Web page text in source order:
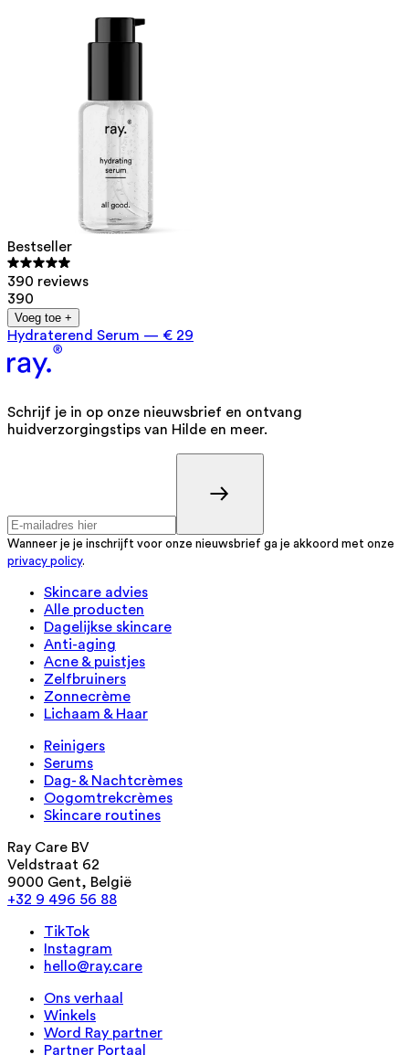
Bestseller
390 reviews
390
Voeg toe +
Hydraterend Serum — € 29
Schrijf je in op onze nieuwsbrief en ontvang
huidverzorgingstips van Hilde en meer.
Wanneer je je inschrijft voor onze nieuwsbrief ga je akkoord met onze
privacy policy.
Skincare advies
Alle producten
Dagelijkse skincare
Anti-aging
Acne & puistjes
Zelfbruiners
Zonnecrème
Lichaam & Haar
Reinigers
Serums
Dag- & Nachtcrèmes
Oogomtrekcrèmes
Skincare routines
Ray Care BV
Veldstraat 62
9000 Gent, België
+32 9 496 56 88
TikTok
Instagram
hello@ray.care
Ons verhaal
Winkels
Word Ray partner
Partner Portaal